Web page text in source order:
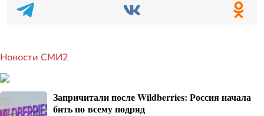
Новости СМИ2
Запричитали после Wildberries: Россия начала
бить по всему подряд